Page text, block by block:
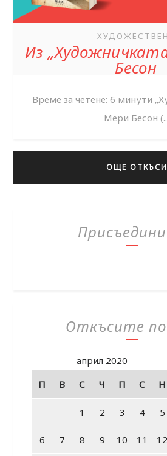
Из
Бесон
Време за четене: 6 минути
Мери Бесон
ОЩЕ ОТКЪСИ
Откъсите
април 2020
П
В С Ч П С Н
1 2 3 4 5
6 7 8 9 10 11 12